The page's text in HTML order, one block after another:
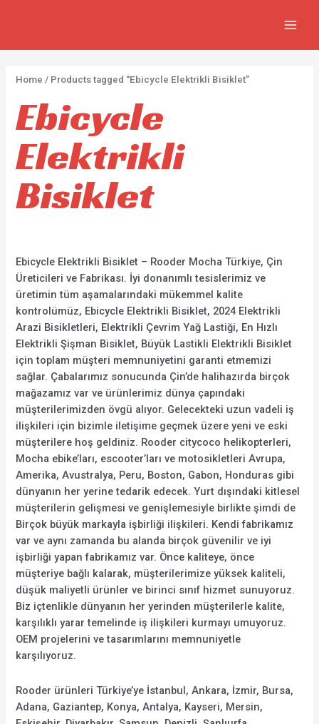
r
u
c
t
0
u
r
u
c
t
r
u
c
t
Home / Products tagged “Ebicycle Elektrikli Bisiklet”
Ebicycle
Elektrikli
Bisiklet
Ebicycle Elektrikli Bisiklet – Rooder Mocha Türkiye, Çin
Üreticileri ve Fabrikası. İyi donanımlı tesislerimiz ve
üretimin tüm aşamalarındaki mükemmel kalite
kontrolümüz, Ebicycle Elektrikli Bisiklet, 2024 Elektrikli
Arazi Bisikletleri, Elektrikli Çevrim Yağ Lastiği, En Hızlı
Elektrikli Şişman Bisiklet, Büyük Lastikli Elektrikli Bisiklet
için toplam müşteri memnuniyetini garanti etmemizi
sağlar. Çabalarımız sonucunda Çin’de halihazırda birçok
mağazamız var ve ürünlerimiz dünya çapındaki
müşterilerimizden övgü alıyor. Gelecekteki uzun vadeli iş
ilişkileri için bizimle iletişime geçmek üzere yeni ve eski
müşterilere hoş geldiniz. Rooder citycoco helikopterleri,
Mocha ebike’ları, escooter’ları ve motosikletleri Avrupa,
Amerika, Avustralya, Peru, Boston, Gabon, Honduras gibi
dünyanın her yerine tedarik edecek. Yurt dışındaki kitlesel
müşterilerin gelişmesi ve genişlemesiyle birlikte şimdi de
Birçok büyük markayla işbirliği ilişkileri. Kendi fabrikamız
var ve aynı zamanda bu alanda birçok güvenilir ve iyi
işbirliği yapan fabrikamız var. Önce kaliteye, önce
müşteriye bağlı kalarak, müşterilerimize yüksek kaliteli,
düşük maliyetli ürünler ve birinci sınıf hizmet sunuyoruz.
Biz içtenlikle dünyanın her yerinden müşterilerle kalite,
karşılıklı yarar temelinde iş ilişkileri kurmayı umuyoruz.
OEM projelerini ve tasarımlarını memnuniyetle
karşılıyoruz.
Rooder ürünleri Türkiye’ye İstanbul, Ankara, İzmir, Bursa,
Adana, Gaziantep, Konya, Antalya, Kayseri, Mersin,